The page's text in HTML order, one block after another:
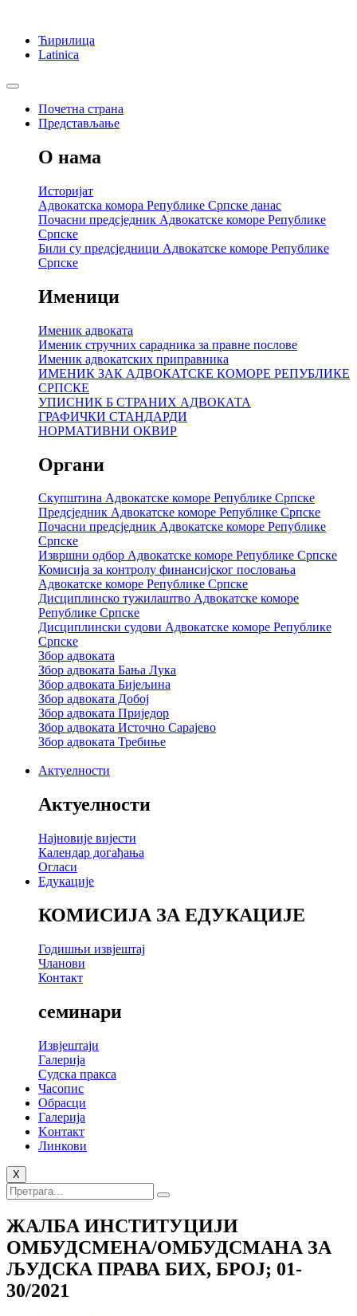
Ћирилица
Latinica
Почетна страна
Представљање
О нама
Историјат
Адвокатска комора Републике Српске данас
Почасни предсједник Адвокатске коморе Републике
Српске
Били су предсједници Адвокатске коморе Републике
Српске
Именици
Именик адвоката
Именик стручних сарадника за правне послове
Именик адвокатских приправника
ИМЕНИК ЗАК АДВОКАТСКЕ КОМОРЕ РЕПУБЛИКЕ
СРПСКЕ
УПИСНИК Б СТРАНИХ АДВОКАТА
ГРАФИЧКИ СТАНДАРДИ
НОРМАТИВНИ ОКВИР
Органи
Скупштина Адвокатске коморе Републике Српске
Предсједник Адвокатске коморе Републике Српске
Почасни предсједник Адвокатске коморе Републике
Српске
Извршни одбор Адвокатске коморе Републике Српске
Комисија за контролу финансијског пословања
Адвокатске коморе Републике Српске
Дисциплинско тужилаштво Адвокатске коморе
Републике Српске
Дисциплински судови Адвокатске коморе Републике
Српске
Збор адвоката
Збор адвоката Бања Лука
Збор адвоката Бијељина
Збор адвоката Добој
Збор адвоката Приједор
Збор адвоката Источно Сарајево
Збор адвоката Требиње
Актуелности
Актуелности
Најновије вијести
Календар догађања
Огласи
Едукације
КОМИСИЈА ЗА ЕДУКАЦИЈЕ
Годишњи извјештај
Чланови
Контакт
семинари
Извјештаји
Галерија
Судска пракса
Часопис
Обрасци
Галерија
Kонтакт
Линкови
X
ЖАЛБА ИНСТИТУЦИЈИ
ОМБУДСМЕНА/ОМБУДСМАНА ЗА
ЉУДСКА ПРАВА БИХ, БРОЈ; 01-
30/2021